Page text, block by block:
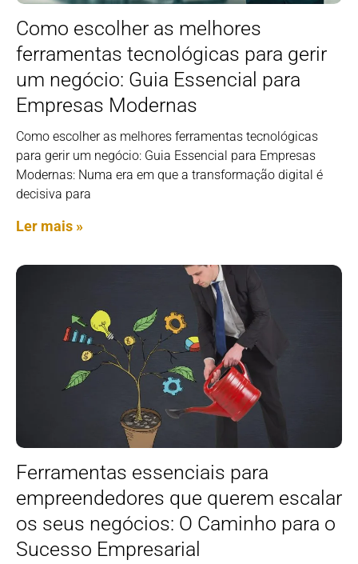
Como escolher as melhores
ferramentas tecnológicas para gerir
um negócio: Guia Essencial para
Empresas Modernas
Como escolher as melhores ferramentas tecnológicas
para gerir um negócio: Guia Essencial para Empresas
Modernas: Numa era em que a transformação digital é
decisiva para
Ler mais »
Ferramentas essenciais para
empreendedores que querem escalar
os seus negócios: O Caminho para o
Sucesso Empresarial